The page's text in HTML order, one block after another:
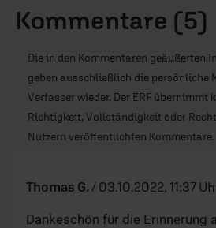
Kommentare (5)
Die in den Kommentaren geäußerten
geben ausschließlich die persönliche
Verfasser wieder. Der ERF übernimmt
Richtigkeit, Vollständigkeit oder
Nutzern veröffentlichten Kommentare.
Thomas G. / 03.10.2022, 11:37
Dankeschön für die Erinnerung